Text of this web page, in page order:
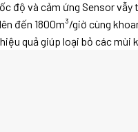
độ và cảm ứng Sensor vẫy
đến 1800m³/giờ cùng
quả giúp loại bỏ các mùi